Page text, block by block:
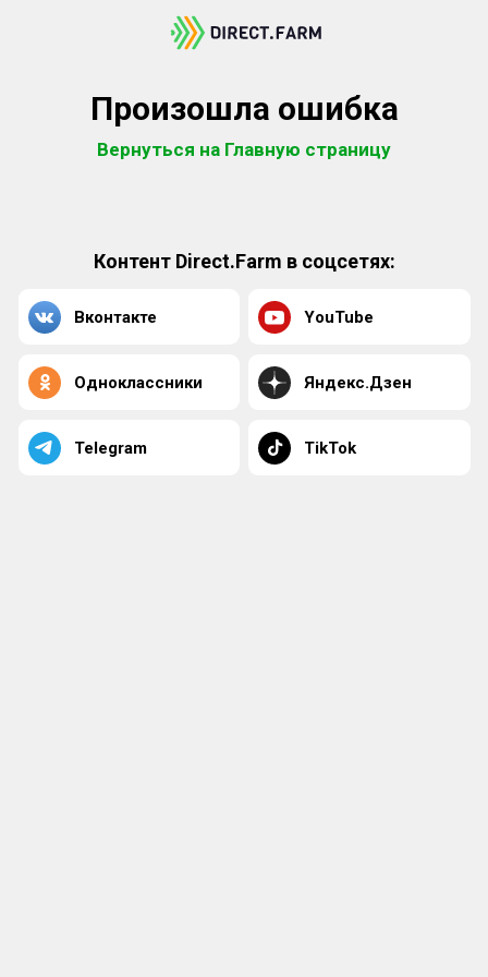
Произошла ошибка
Вернуться на Главную страницу
Контент Direct.Farm в соцсетях:
Вконтакте YouTube
Одноклассники Яндекс.Дзен
Telegram TikTok